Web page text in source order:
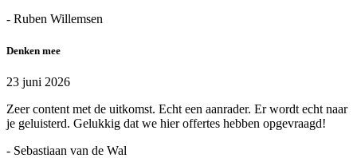
- Ruben Willemsen
Denken mee
23 juni 2026
Zeer content met de uitkomst. Echt een aanrader. Er wordt echt naar
je geluisterd. Gelukkig dat we hier offertes hebben opgevraagd!
- Sebastiaan van de Wal